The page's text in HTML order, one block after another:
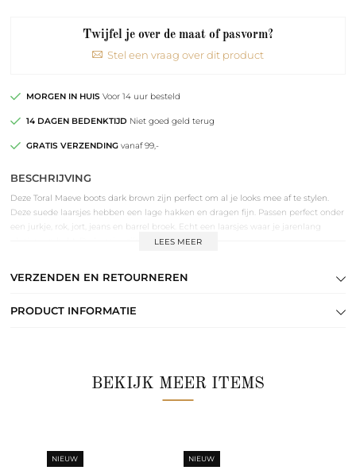
Twijfel je over de maat of pasvorm?
Stel een vraag over dit product
MORGEN IN HUIS Voor 14 uur besteld
14 DAGEN BEDENKTIJD Niet goed geld terug
GRATIS VERZENDINGvanaf 99,-
BESCHRIJVING
Deze Toral Maeve boots dark brown zijn perfect om al je looks mee af te stylen.
Deze suede laarsjes hebben een lage hakken en dragen fijn. Passen perfect onder
een jurkje, rok, jort, jeans en barrel broek. Echt een laarsjes waar je jarenlang
plezier van hebt. De laarsjes zijn leer gevoerd.
LEES MEER
VERZENDEN EN RETOURNEREN
PRODUCT INFORMATIE
BEKIJK MEER ITEMS
NIEUW NIEUW